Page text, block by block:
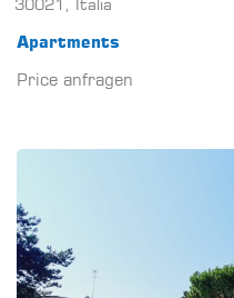
30021, Italia
Apartments
Price anfragen